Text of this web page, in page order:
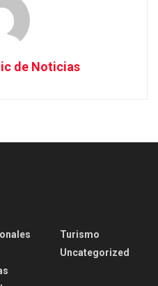
de Noticias
Turismo
Uncategorized